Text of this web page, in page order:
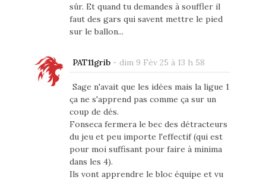
sûr. Et quand tu demandes à souffler il
faut des gars qui savent mettre le pied
sur le ballon...
PAT11grib- dim 9 Fév 25 à 13 h 58
Sage n'avait que les idées mais la ligue 1
ça ne s'apprend pas comme ça sur un
coup de dés.
Fonseca fermera le bec des détracteurs
du jeu et peu importe l'effectif (qui est
pour moi suffisant pour faire à minima
dans les 4).
Ils vont apprendre le bloc équipe et vu